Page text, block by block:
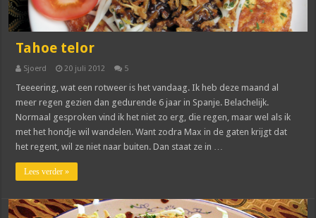
Tahoe telor
Sjoerd 20 juli 2012 5
Teeeering, wat een rotweer is het vandaag. Ik heb deze maand al
meer regen gezien dan gedurende 6 jaar in Spanje. Belachelijk.
Normaal gesproken vind ik het niet zo erg, die regen, maar wel als ik
met het hondje wil wandelen. Want zodra Max in de gaten krijgt dat
het regent, wil ze niet naar buiten. Dan staat ze in …
Lees verder »